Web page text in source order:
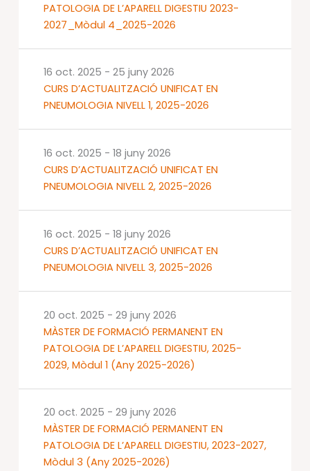
PATOLOGIA DE L’APARELL DIGESTIU 2023-
2027_Mòdul 4_2025-2026
CURS D’ACTUALITZACIÓ UNIFICAT EN
PNEUMOLOGIA NIVELL 1, 2025-2026
16 oct. 2025 - 25 juny 2026
CURS D’ACTUALITZACIÓ UNIFICAT EN
PNEUMOLOGIA NIVELL 2, 2025-2026
16 oct. 2025 - 18 juny 2026
CURS D’ACTUALITZACIÓ UNIFICAT EN
PNEUMOLOGIA NIVELL 3, 2025-2026
16 oct. 2025 - 18 juny 2026
MÀSTER DE FORMACIÓ PERMANENT EN
PATOLOGIA DE L’APARELL DIGESTIU, 2025-
2029, Mòdul 1 (Any 2025-2026)
20 oct. 2025 - 29 juny 2026
MÀSTER DE FORMACIÓ PERMANENT EN
PATOLOGIA DE L’APARELL DIGESTIU, 2023-2027,
Mòdul 3 (Any 2025-2026)
20 oct. 2025 - 29 juny 2026